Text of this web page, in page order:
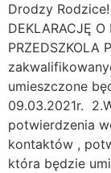
Drodzy Rodzice!
DEKLARACJĘ
PRZEDSZKOLA
umieszczone
09.03.2021r.
potwierdzenia
kontaktów ,
która będzie